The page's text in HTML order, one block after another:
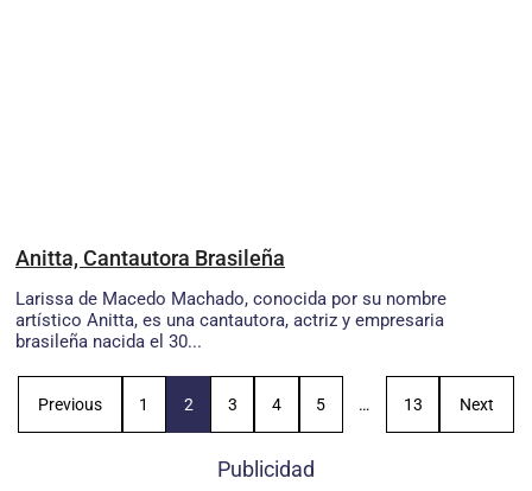
Anitta, Cantautora Brasileña
Larissa de Macedo Machado, conocida por su nombre
artístico Anitta, es una cantautora, actriz y empresaria
brasileña nacida el 30...
Previous 1 2 3 4 5 … 13 Next
Publicidad